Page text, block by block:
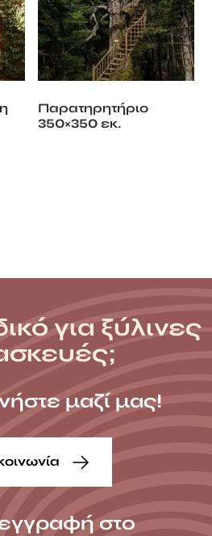
Παρατηρητήριο
350×350 εκ.
για ξύλινες
μαζί μας!
στο